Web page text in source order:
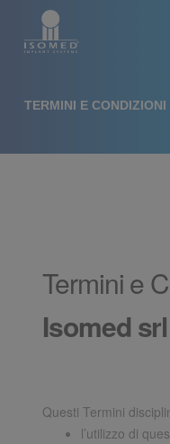
TERMINI E CONDIZIONI
Termini e
Isomed srl
Questi Termini
l’utilizzo di